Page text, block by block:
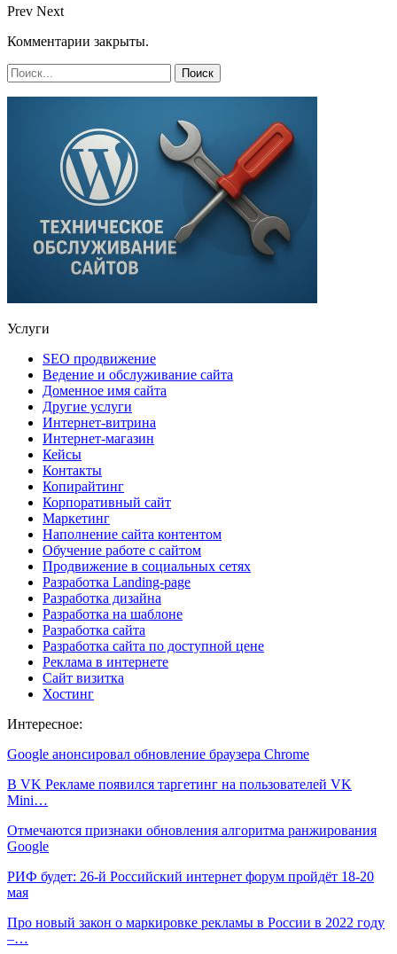
Prev Next
Комментарии закрыты.
Услуги
SEO продвижение
Ведение и обслуживание сайта
Доменное имя сайта
Другие услуги
Интернет-витрина
Интернет-магазин
Кейсы
Контакты
Копирайтинг
Корпоративный сайт
Маркетинг
Наполнение сайта контентом
Обучение работе с сайтом
Продвижение в социальных сетях
Разработка Landing-page
Разработка дизайна
Разработка на шаблоне
Разработка сайта
Разработка сайта по доступной цене
Реклама в интернете
Сайт визитка
Хостинг
Интересное:
Google анонсировал обновление браузера Chrome
В VK Рекламе появился таргетинг на пользователей VK
Mini…
Отмечаются признаки обновления алгоритма ранжирования
Google
РИФ будет: 26-й Российский интернет форум пройдёт 18-20
мая
Про новый закон о маркировке рекламы в России в 2022 году
–…